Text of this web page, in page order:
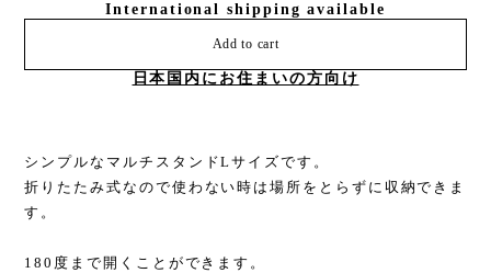
International shipping available
Add to cart
日本国内にお住まいの方向け
シンプルなマルチスタンドLサイズです。
折りたたみ式なので使わない時は場所をとらずに収納できま
す。
180度まで開くことができます。